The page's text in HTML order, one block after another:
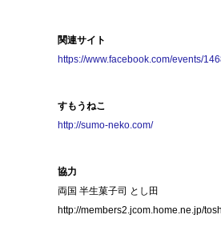
関連サイト
https://www.facebook.com/events/
すもうねこ
http://sumo-neko.com/
協力
両国 半生菓子司 とし田
http://members2.jcom.home.ne.jp/